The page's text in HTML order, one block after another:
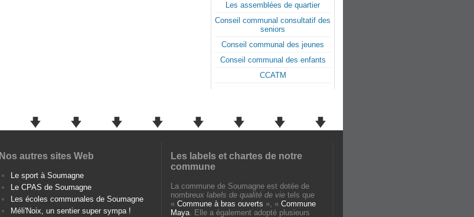
Les assemblées de quartier
Conseil communal consultatif des
seniors
Conseil communal des jeunes
Conseil communal des enfants
CCATM
Nos autres sites Web
Le sport à Soumagne
Le CPAS de Soumagne
Les écoles communales de Soumagne
Méli'Noix, un sentier super sympa !
Les labels et chartes de notre
commune
La commune de Soumagne est dotée de
nombreux labels de qualité de vie tels que
« Commune à bras ouverts », « Commune
Maya. Elle a également adopté plusieurs